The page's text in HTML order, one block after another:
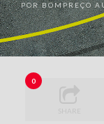
PORBOMPREÇO
0
SHARE